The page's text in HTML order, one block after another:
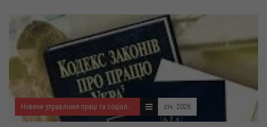
Новини управління праці та соціального захисту населення січ. 2026